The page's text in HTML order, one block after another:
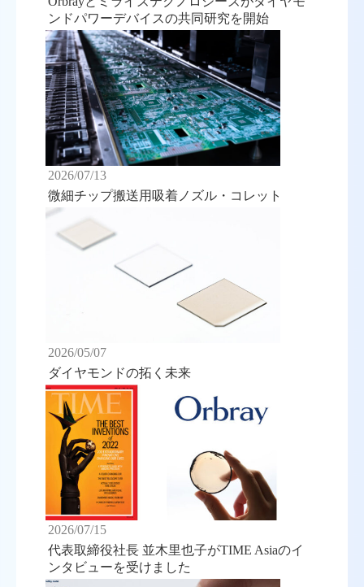
ンドパワーデバイスの共同研究を開始
2026/07/13
微細チップ搬送用吸着ノズル・コレット
2026/05/07
ダイヤモンドの拓く未来
2026/07/15
代表取締役社長 並木里也子がTIME Asiaのイ
ンタビューを受けました